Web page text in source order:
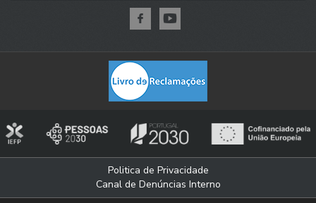
Politica de Privacidade
Canal de Denúncias Interno